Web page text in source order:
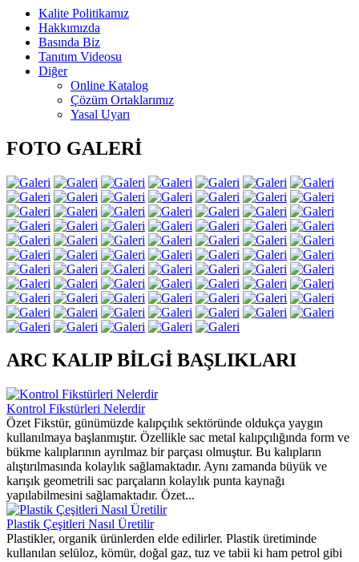
Kalite Politikamız
Hakkımızda
Basında Biz
Tanıtım Videosu
Diğer
Online Katalog
Çözüm Ortaklarımız
Yasal Uyarı
FOTO GALERİ
ARC KALIP BİLGİ BAŞLIKLARI
Kontrol Fikstürleri Nelerdir
Özet Fikstür, günümüzde kalıpçılık sektöründe oldukça yaygın
kullanılmaya başlanmıştır. Özellikle sac metal kalıpçılığında form ve
bükme kalıplarının ayrılmaz bir parçası olmuştur. Bu kalıpların
alıştırılmasında kolaylık sağlamaktadır. Aynı zamanda büyük ve
karışık geometrili sac parçaların kolaylık punta kaynağı
yapılabilmesini sağlamaktadır. Özet...
Plastik Çeşitleri Nasıl Üretilir
Plastikler, organik ürünlerden elde edilirler. Plastik üretiminde
kullanılan selüloz, kömür, doğal gaz, tuz ve tabii ki ham petrol gibi